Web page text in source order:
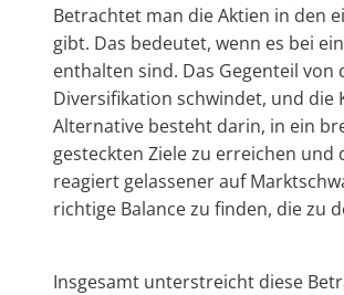
Betrachtet man die Aktien in den
gibt. Das bedeutet, wenn es bei
enthalten sind. Das Gegenteil
Diversifikation schwindet, und die
Alternative besteht darin, in ein
gesteckten Ziele zu erreichen
reagiert gelassener auf
richtige Balance zu finden, die zu
Insgesamt unterstreicht diese